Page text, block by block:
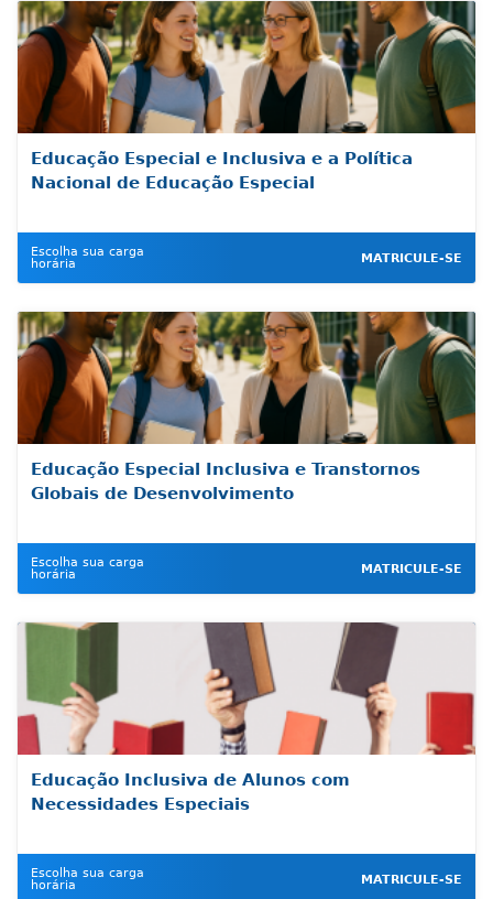
Educação Especial e Inclusiva e a Política
Nacional de Educação Especial
Escolha sua carga
horária
MATRICULE-SE
Educação Especial Inclusiva e Transtornos
Globais de Desenvolvimento
Escolha sua carga
horária
MATRICULE-SE
Educação Inclusiva de Alunos com
Necessidades Especiais
Escolha sua carga
horária
MATRICULE-SE